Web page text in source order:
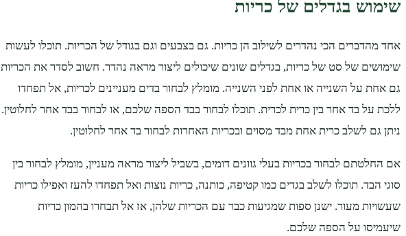
שימוש בגדלים של כריות
אחד מהדברים הכי נהדרים לשילוב הן כריות. גם בצבעים וגם בגודל של הכריות. תוכלו לעשות
שימושים של סט של כריות, בגדלים שונים שיכולים ליצור מראה נהדר. חשוב לסדר את הכריות
גם אחת על השנייה או אחת לפני השנייה. מומלץ לבחור בדים מעניינים לכריות, אל תפחדו
ללכת על בד אחר בין כרית לכרית. תוכלו לבחור בבד הספה שלכם, או לבחור בבד אחר לחלוטין.
ניתן גם לשלב כרית אחת מבד מסוים ובכריות האחרות לבחור בד אחר לחלוטין.
אם החלטתם לבחור בכריות בעלי גוונים דומים, בשביל ליצור מראה מעניין, מומלץ לבחור בין
סוגי הבד. תוכלו לשלב בגדים כמו קטיפה, כותנה, כריות נוצות ואל תפחדו להעז ואפילו כריות
שעשויות מעור. ישנן ספות שמגיעות כבר עם הכריות שלהן, אז אל תבחרו בהמון כריות
שיעמיסו על הספה שלכם.